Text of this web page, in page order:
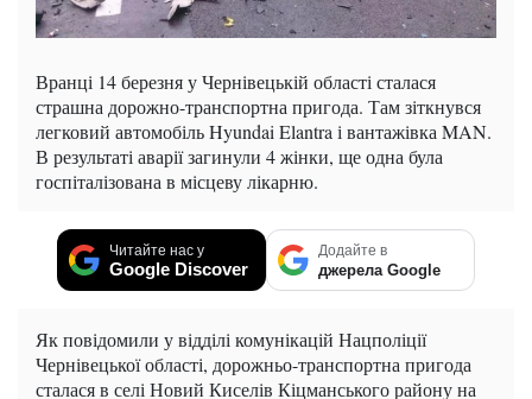
Вранці 14 березня у Чернівецькій області сталася
страшна дорожно-транспортна пригода. Там зіткнувся
легковий автомобіль Hyundai Elantra і вантажівка MAN.
В результаті аварії загинули 4 жінки, ще одна була
госпіталізована в місцеву лікарню.
Читайте нас у
Google Discover
Додайте в
джерела Google
Як повідомили у відділі комунікацій Нацполіції
Чернівецької області, дорожньо-транспортна пригода
сталася в селі Новий Киселів Кіцманського району на